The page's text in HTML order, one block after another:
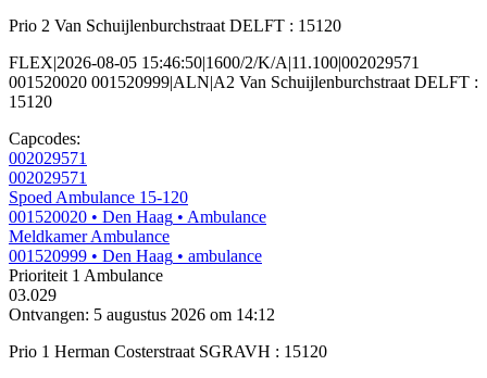
Prio 2 Van Schuijlenburchstraat DELFT : 15120
FLEX|2026-08-05 15:46:50|1600/2/K/A|11.100|002029571
001520020 001520999|ALN|A2 Van Schuijlenburchstraat DELFT :
15120
Capcodes:
002029571
002029571
Spoed Ambulance 15-120
001520020 • Den Haag • Ambulance
Meldkamer Ambulance
001520999 • Den Haag • ambulance
Prioriteit 1 Ambulance
03.029
Ontvangen: 5 augustus 2026 om 14:12
Prio 1 Herman Costerstraat SGRAVH : 15120